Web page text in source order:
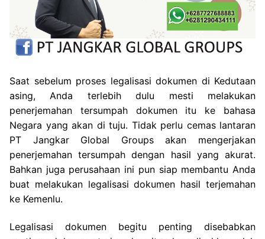
Saat sebelum proses legalisasi dokumen di Kedutaan
asing, Anda terlebih dulu mesti melakukan
penerjemahan tersumpah dokumen itu ke bahasa
Negara yang akan di tuju. Tidak perlu cemas lantaran
PT Jangkar Global Groups akan mengerjakan
penerjemahan tersumpah dengan hasil yang akurat.
Bahkan juga perusahaan ini pun siap membantu Anda
buat melakukan legalisasi dokumen hasil terjemahan
ke Kemenlu.
Legalisasi dokumen begitu penting disebabkan